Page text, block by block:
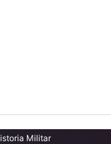
Militar